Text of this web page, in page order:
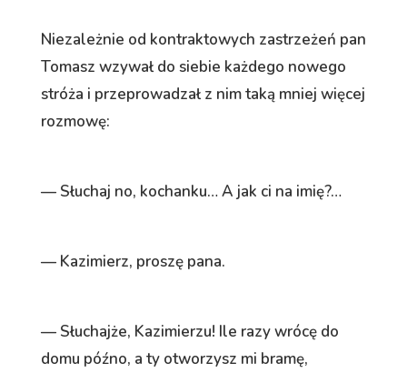
Niezależnie od kontraktowych zastrzeżeń pan
Tomasz wzywał do siebie każdego nowego
stróża i przeprowadzał z nim taką mniej więcej
rozmowę:
— Słuchaj no, kochanku… A jak ci na imię?…
— Kazimierz, proszę pana.
— Słuchajże, Kazimierzu! Ile razy wrócę do
domu późno, a ty otworzysz mi bramę,